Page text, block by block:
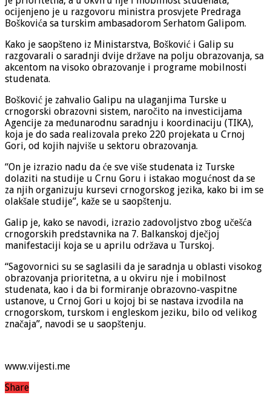
ocijenjeno je u razgovoru ministra prosvjete Predraga
Boškovića sa turskim ambasadorom Serhatom Galipom.
Kako je saopšteno iz Ministarstva, Bošković i Galip su
razgovarali o saradnji dvije države na polju obrazovanja, sa
akcentom na visoko obrazovanje i programe mobilnosti
studenata.
Bošković je zahvalio Galipu na ulaganjima Turske u
crnogorski obrazovni sistem, naročito na investicijama
Agencije za međunarodnu saradnju i koordinaciju (TIKA),
koja je do sada realizovala preko 220 projekata u Crnoj
Gori, od kojih najviše u sektoru obrazovanja.
“On je izrazio nadu da će sve više studenata iz Turske
dolaziti na studije u Crnu Goru i istakao mogućnost da se
za njih organizuju kursevi crnogorskog jezika, kako bi im se
olakšale studije”, kaže se u saopštenju.
Galip je, kako se navodi, izrazio zadovoljstvo zbog učešća
crnogorskih predstavnika na 7. Balkanskoj dječjoj
manifestaciji koja se u aprilu održava u Turskoj.
“Sagovornici su se saglasili da je saradnja u oblasti visokog
obrazovanja prioritetna, a u okviru nje i mobilnost
studenata, kao i da bi formiranje obrazovno-vaspitne
ustanove, u Crnoj Gori u kojoj bi se nastava izvodila na
crnogorskom, turskom i engleskom jeziku, bilo od velikog
značaja”, navodi se u saopštenju.
www.vijesti.me
Share